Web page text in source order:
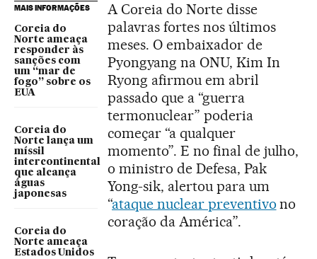
MAIS INFORMAÇÕES
Coreia do
Norte ameaça
responder às
sanções com
um “mar de
fogo” sobre os
EUA
Coreia do
Norte lança um
míssil
intercontinental
que alcança
águas
japonesas
Coreia do
Norte ameaça
Estados Unidos
A Coreia do Norte disse
palavras fortes nos últimos
meses. O embaixador de
Pyongyang na ONU, Kim In
Ryong afirmou em abril
passado que a “guerra
termonuclear” poderia
começar “a qualquer
momento”. E no final de julho,
o ministro de Defesa, Pak
Yong-sik, alertou para um
“ataque nuclear preventivo no
coração da América”.